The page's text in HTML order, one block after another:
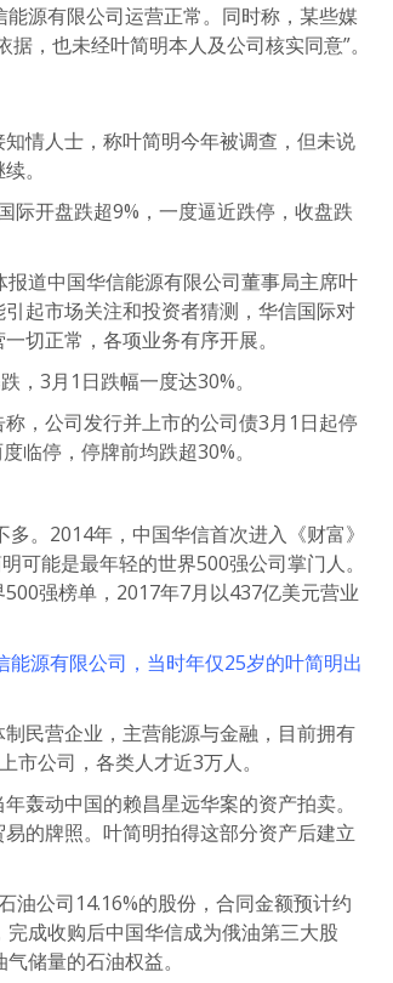
源有限公司运营正常。同时称，某些媒
，也未经叶简明本人及公司核实同意”。
情人士，称叶简明今年被调查，但未说
。
际开盘跌超9%，一度逼近跌停，收盘跌
道中国华信能源有限公司董事局主席叶
起市场关注和投资者猜测，华信国际对
切正常，各项业务有序开展。
，3月1日跌幅一度达30%。
，公司发行并上市的公司债3月1日起停
临停，停牌前均跌超30%。
。2014年，中国华信首次进入《财富》
可能是最年轻的世界500强公司掌门人。
强榜单，2017年7月以437亿美元营业
源有限公司，当时年仅25岁的叶简明出
民营企业，主营能源与金融，目前拥有
市公司，各类人才近3万人。
轰动中国的赖昌星远华案的资产拍卖。
的牌照。叶简明拍得这部分资产后建立
油公司14.16%的股份，合同金额预计约
成收购后中国华信成为俄油第三大股
储量的石油权益。